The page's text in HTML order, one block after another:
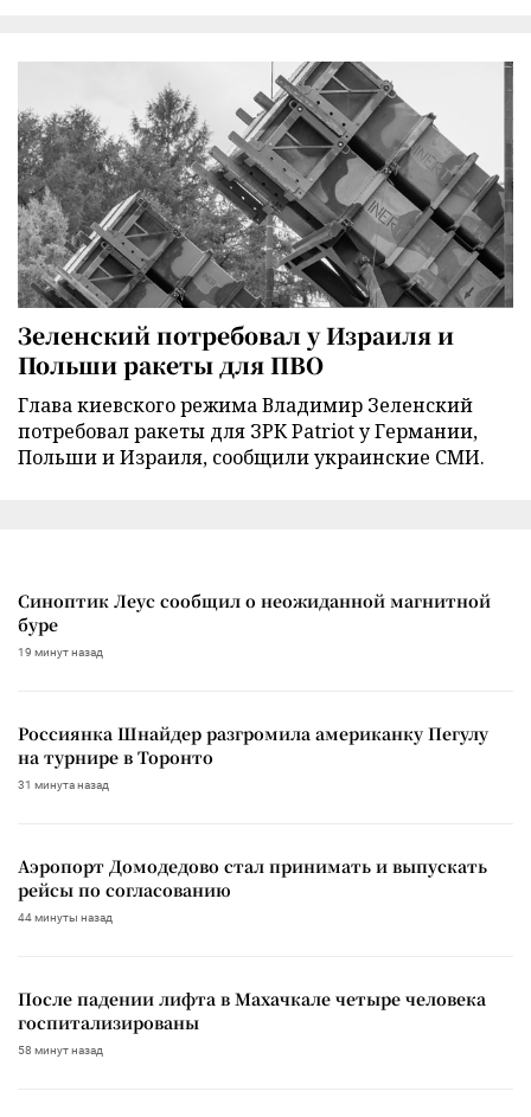
Зеленский потребовал у Израиля и
Польши ракеты для ПВО
Глава киевского режима Владимир Зеленский
потребовал ракеты для ЗРК Patriot у Германии,
Польши и Израиля, сообщили украинские СМИ.
Синоптик Леус сообщил о неожиданной магнитной
буре
19 минут назад
Россиянка Шнайдер разгромила американку Пегулу
на турнире в Торонто
31 минута назад
Аэропорт Домодедово стал принимать и выпускать
рейсы по согласованию
44 минуты назад
После падении лифта в Махачкале четыре человека
госпитализированы
58 минут назад